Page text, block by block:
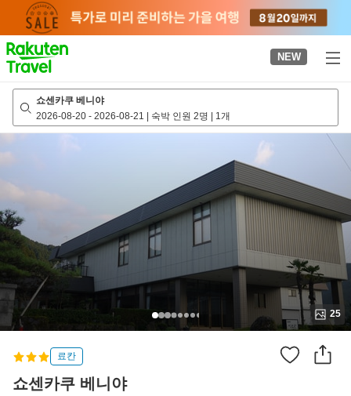
page
NEW
쇼센카쿠 베니야
2026-08-20 - 2026-08-21 | 숙박 인원 2명 | 1개
25
료칸
쇼센카쿠 베니야